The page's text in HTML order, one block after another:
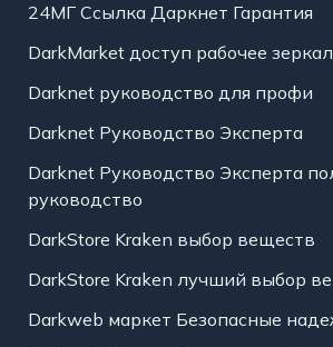
24МГ Ссылка Даркнет Гарантия
DarkMarket доступ рабочее
Darknet руководство для профи
Darknet Руководство Эксперта
Darknet Руководство Эксперта
руководство
DarkStore Kraken выбор веществ
DarkStore Kraken лучший выбор
Darkweb маркет Безопасные